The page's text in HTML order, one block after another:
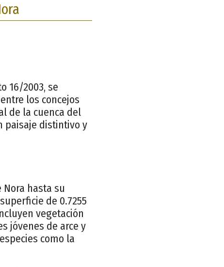
16/2003, se
los concejos
de la cuenca del
paisaje distintivo y
hasta su
de 0.7255
vegetación
jóvenes de arce y
como la